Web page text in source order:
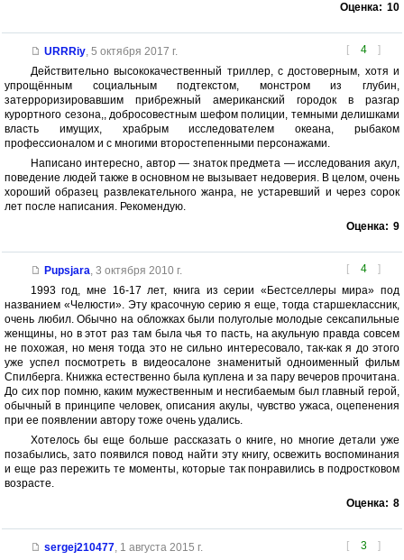
Оценка: 10
[ 4 ]
URRRiy, 5 октября 2017 г.
Действительно высококачественный триллер, с достоверным, хотя и
упрощённым социальным подтекстом, монстром из глубин,
затерроризировавшим прибрежный американский городок в разгар
курортного сезона,, добросовестным шефом полиции, темными делишками
власть имущих, храбрым исследователем океана, рыбаком
профессионалом и с многими второстепенными персонажами.
Написано интересно, автор — знаток предмета — исследования акул,
поведение людей также в основном не вызывает недоверия. В целом, очень
хороший образец развлекательного жанра, не устаревший и через сорок
лет после написания. Рекомендую.
Оценка: 9
[ 4 ]
Pupsjara, 3 октября 2010 г.
1993 год, мне 16-17 лет, книга из серии «Бестселлеры мира» под
названием «Челюсти». Эту красочную серию я еще, тогда старшеклассник,
очень любил. Обычно на обложках были полуголые молодые сексапильные
женщины, но в этот раз там была чья то пасть, на акульную правда совсем
не похожая, но меня тогда это не сильно интересовало, так-как я до этого
уже успел посмотреть в видеосалоне знаменитый одноименный фильм
Спилберга. Книжка естественно была куплена и за пару вечеров прочитана.
До сих пор помню, каким мужественным и несгибаемым был главный герой,
обычный в принципе человек, описания акулы, чувство ужаса, оцепенения
при ее появлении автору тоже очень удались.
Хотелось бы еще больше рассказать о книге, но многие детали уже
позабылись, зато появился повод найти эту книгу, освежить воспоминания
и еще раз пережить те моменты, которые так понравились в подростковом
возрасте.
Оценка: 8
[ 3 ]
sergej210477, 1 августа 2015 г.